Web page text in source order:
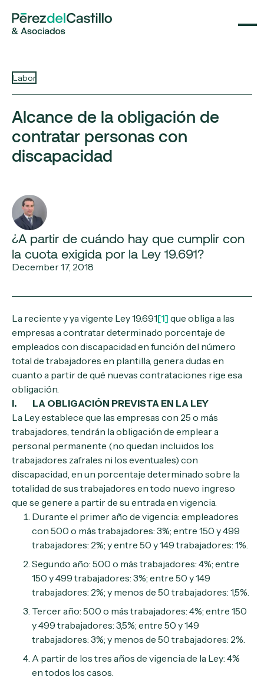
Labor
Alcance de la obligación de
contratar personas con
discapacidad
¿A partir de cuándo hay que cumplir con
la cuota exigida por la Ley 19.691?
December 17, 2018
La reciente y ya vigente Ley 19.691[1] que obliga a las
empresas a contratar determinado porcentaje de
empleados con discapacidad en función del número
total de trabajadores en plantilla, genera dudas en
cuanto a partir de qué nuevas contrataciones rige esa
obligación.
I. LA OBLIGACIÓN PREVISTA EN LA LEY
La Ley establece que las empresas con 25 o más
trabajadores, tendrán la obligación de emplear a
personal permanente (no quedan incluidos los
trabajadores zafrales ni los eventuales) con
discapacidad, en un porcentaje determinado sobre la
totalidad de sus trabajadores en todo nuevo ingreso
que se genere a partir de su entrada en vigencia.
Durante el primer año de vigencia: empleadores
con 500 o más trabajadores: 3%; entre 150 y 499
trabajadores: 2%; y entre 50 y 149 trabajadores: 1%.
Segundo año: 500 o más trabajadores: 4%; entre
150 y 499 trabajadores: 3%; entre 50 y 149
trabajadores: 2%; y menos de 50 trabajadores: 1,5%.
Tercer año: 500 o más trabajadores: 4%; entre 150
y 499 trabajadores: 3,5%; entre 50 y 149
trabajadores: 3%; y menos de 50 trabajadores: 2%.
A partir de los tres años de vigencia de la Ley: 4%
en todos los casos.